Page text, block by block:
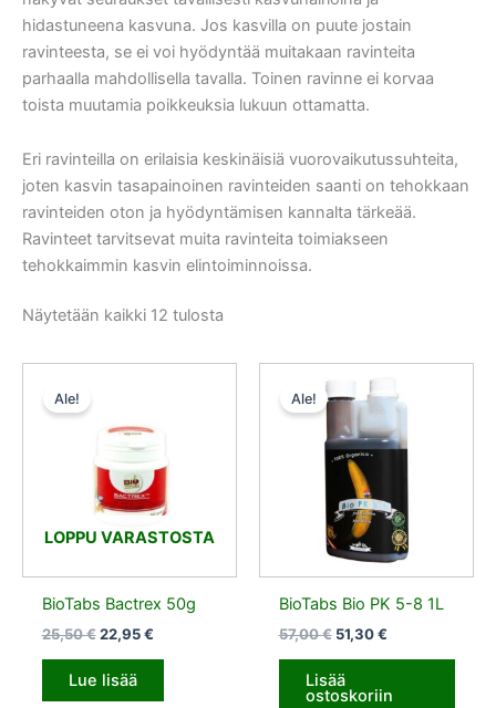
hidastuneena kasvuna. Jos kasvilla on puute jostain
ravinteesta, se ei voi hyödyntää muitakaan ravinteita
parhaalla mahdollisella tavalla. Toinen ravinne ei korvaa
toista muutamia poikkeuksia lukuun ottamatta.
Eri ravinteilla on erilaisia keskinäisiä vuorovaikutussuhteita,
joten kasvin tasapainoinen ravinteiden saanti on tehokkaan
ravinteiden oton ja hyödyntämisen kannalta tärkeää.
Ravinteet tarvitsevat muita ravinteita toimiakseen
tehokkaimmin kasvin elintoiminnoissa.
Näytetään kaikki 12 tulosta
LOPPU VARASTOSTA
Ale!
BioTabs Bactrex 50g
25,50€
25,50 €.
22,95€
22,95 €.
Lue lisää
Ale!
BioTabs Bio PK 5-8 1L
57,00€
hinta
oli:
57,00 €.
51,30€
hinta
on:
51,30 €.
Lisää
ostoskoriin